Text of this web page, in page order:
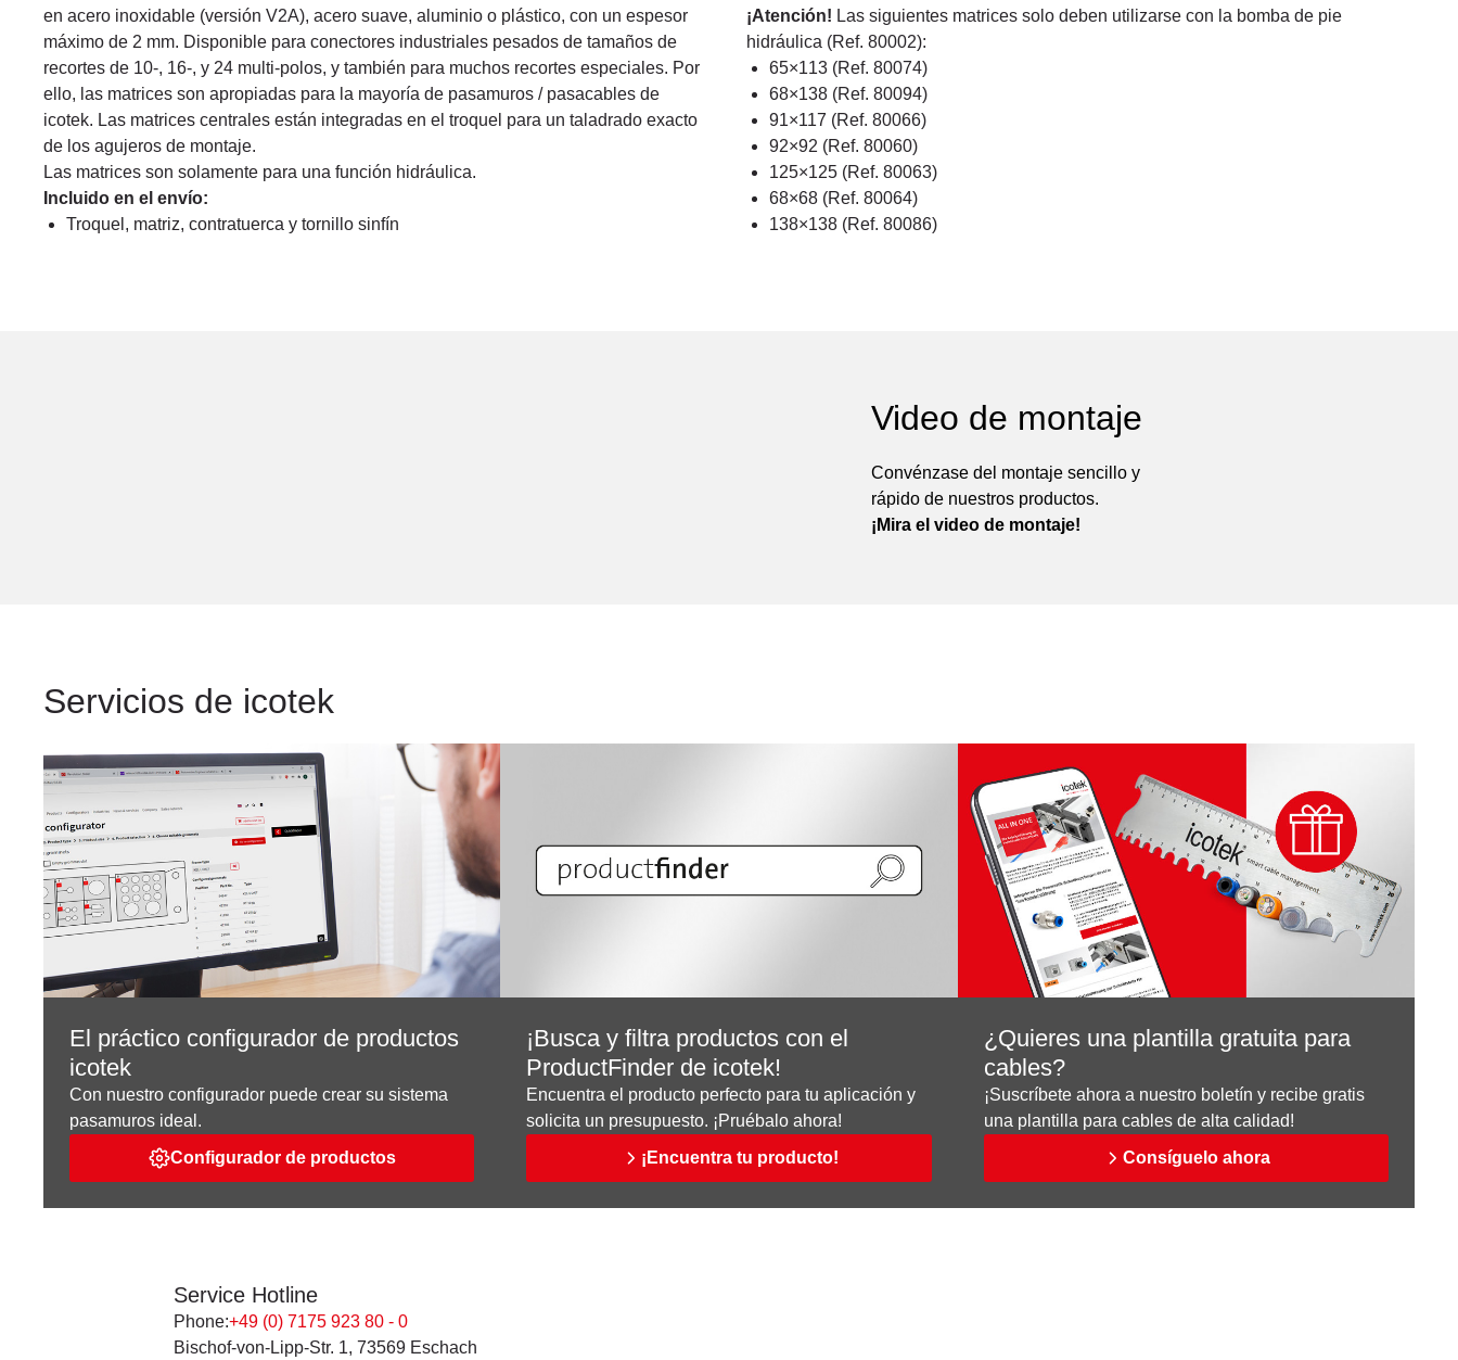
en acero inoxidable (versión V2A), acero suave, aluminio o plástico, con un espesor
máximo de 2 mm. Disponible para conectores industriales pesados de tamaños de
recortes de 10-, 16-, y 24 multi-polos, y también para muchos recortes especiales. Por
ello, las matrices son apropiadas para la mayoría de pasamuros / pasacables de
icotek. Las matrices centrales están integradas en el troquel para un taladrado exacto
de los agujeros de montaje.
Las matrices son solamente para una función hidráulica.
Incluido en el envío:
Troquel, matriz, contratuerca y tornillo sinfín
¡Atención! Las siguientes matrices solo deben utilizarse con la bomba de pie
hidráulica (Ref. 80002):
65×113 (Ref. 80074)
68×138 (Ref. 80094)
91×117 (Ref. 80066)
92×92 (Ref. 80060)
125×125 (Ref. 80063)
68×68 (Ref. 80064)
138×138 (Ref. 80086)
Video de montaje
Convénzase del montaje sencillo y
rápido de nuestros productos.
¡Mira el video de montaje!
Servicios de icotek
El práctico configurador de productos
icotek
Con nuestro configurador puede crear su sistema
pasamuros ideal.
Configurador de productos
¡Busca y filtra productos con el
ProductFinder de icotek!
Encuentra el producto perfecto para tu aplicación y
solicita un presupuesto. ¡Pruébalo ahora!
¡Encuentra tu producto!
¿Quieres una plantilla gratuita para
cables?
¡Suscríbete ahora a nuestro boletín y recibe gratis
una plantilla para cables de alta calidad!
Consíguelo ahora
Service Hotline
Phone:+49 (0) 7175 923 80 - 0
Bischof-von-Lipp-Str. 1, 73569 Eschach